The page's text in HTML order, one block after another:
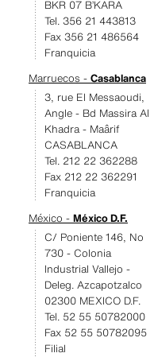
BKR 07 B’KARA
Tel. 356 21 443813
Fax 356 21 486564
Franquicia
Marruecos - Casablanca
3, rue El Messaoudi,
Angle - Bd Massira Al
Khadra - Maârif
CASABLANCA
Tel. 212 22 362288
Fax 212 22 362291
Franquicia
México - México D.F.
C/ Poniente 146, No
730 - Colonia
Industrial Vallejo -
Deleg. Azcapotzalco
02300 MEXICO D.F.
Tel. 52 55 50782000
Fax 52 55 50782095
Filial